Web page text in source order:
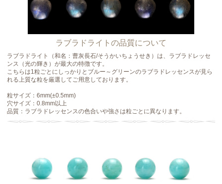
ラブラドライトの品質について
ラブラドライト（和名：曹灰長石/そうかいちょうせき）は、ラブラドレッセ
ンス（光の輝き）が最大の特徴です。
こちらは1粒ごとにしっかりとブルー～グリーンのラブラドレッセンスが見ら
れる上質な粒を厳選してご用意しております。
粒サイズ：6mm(±0.5mm)
穴サイズ：0.8mm以上
品質：ラブラドレッセンスの色合いや強さは粒ごとに異なります。